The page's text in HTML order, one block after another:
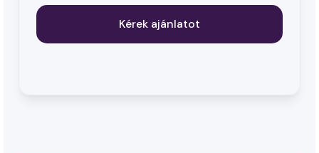
Kérek ajánlatot